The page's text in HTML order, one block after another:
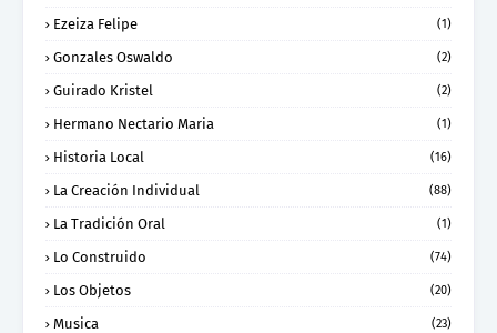
Ezeiza Felipe (1)
Gonzales Oswaldo (2)
Guirado Kristel (2)
Hermano Nectario Maria (1)
Historia Local (16)
La Creación Individual (88)
La Tradición Oral (1)
Lo Construido (74)
Los Objetos (20)
Musica (23)